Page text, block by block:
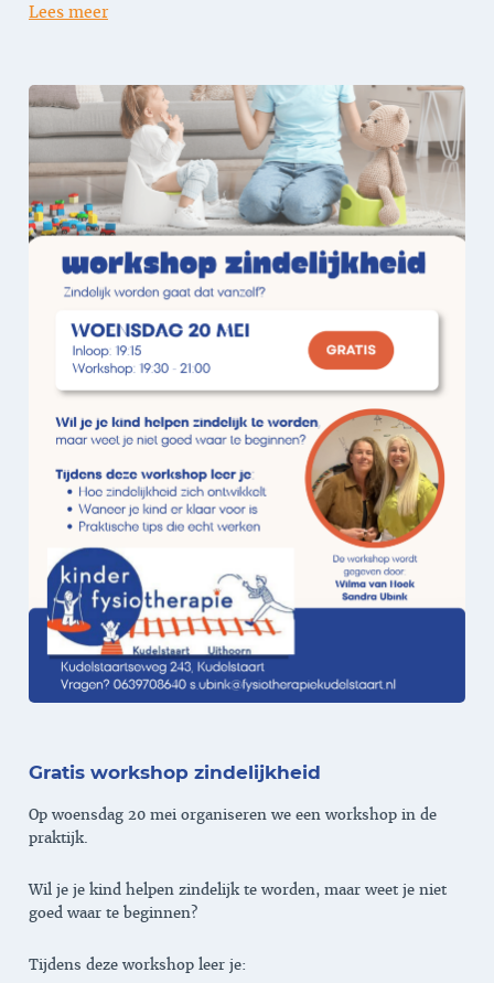
Lees meer
Gratis workshop zindelijkheid
Op woensdag 20 mei organiseren we een workshop in de
praktijk.
Wil je je kind helpen zindelijk te worden, maar weet je niet
goed waar te beginnen?
Tijdens deze workshop leer je: